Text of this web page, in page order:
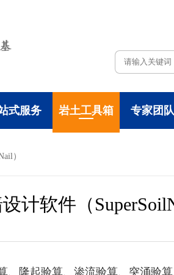
式服务 岩土工具箱 专家团队
）
计软件（
隆起验算、渗流验算、突涌验算